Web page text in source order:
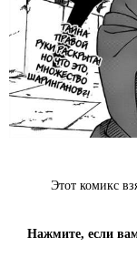
Этот комикс
Нажмите, если